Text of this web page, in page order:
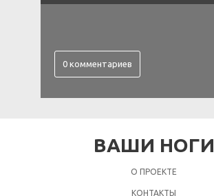
0 комментариев
ВАШИ НОГИ
О ПРОЕКТЕ
КОНТАКТЫ